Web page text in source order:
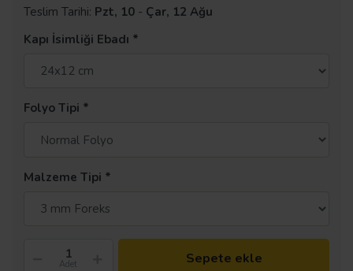
Teslim Tarihi: Pzt, 10 - Çar, 12 Ağu
Kapı İsimliği Ebadı
Folyo Tipi
Malzeme Tipi
Adet Sepete ekle